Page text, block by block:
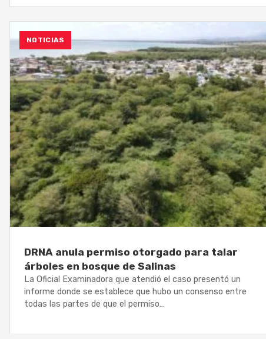
NOTICIAS
DRNA anula permiso otorgado para talar
árboles en bosque de Salinas
La Oficial Examinadora que atendió el caso presentó un
informe donde se establece que hubo un consenso entre
todas las partes de que el permiso…